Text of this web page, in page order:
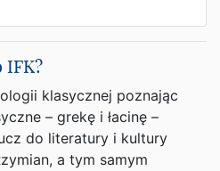
IFK?
klasycznej poznając
– grekę i łacinę –
do literatury i kultury
a tym samym